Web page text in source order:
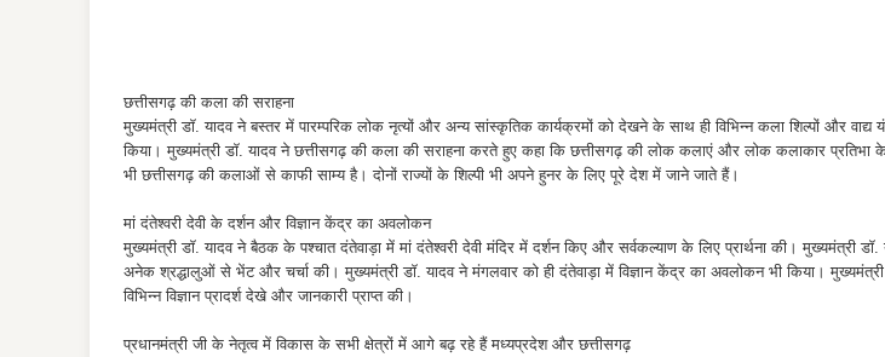
छत्तीसगढ़ की कला की सराहना
मुख्यमंत्री डॉ. यादव ने बस्तर में पारम्परिक लोक नृत्यों और अन्य सांस्कृतिक कार्यक्रमों को देखने के साथ ही विभिन्न कला शिल्पों और वाद्य
किया। मुख्यमंत्री डॉ. यादव ने छत्तीसगढ़ की कला की सराहना करते हुए कहा कि छत्तीसगढ़ की लोक कलाएं और लोक कलाकार
भी छत्तीसगढ़ की कलाओं से काफी साम्य है। दोनों राज्यों के शिल्पी भी अपने हुनर के लिए पूरे देश में जाने जाते हैं।
मां दंतेश्वरी देवी के दर्शन और विज्ञान केंद्र का अवलोकन
मुख्यमंत्री डॉ. यादव ने बैठक के पश्चात दंतेवाड़ा में मां दंतेश्वरी देवी मंदिर में दर्शन किए और सर्वकल्याण के लिए प्रार्थना की। मुख्यमंत्री
अनेक श्रद्धालुओं से भेंट और चर्चा की। मुख्यमंत्री डॉ. यादव ने मंगलवार को ही दंतेवाड़ा में विज्ञान केंद्र का अवलोकन भी किया। मुख्यमंत्री
विभिन्न विज्ञान प्रादर्श देखे और जानकारी प्राप्त की।
प्रधानमंत्री जी के नेतृत्व में विकास के सभी क्षेत्रों में आगे बढ़ रहे हैं मध्यप्रदेश और छत्तीसगढ़